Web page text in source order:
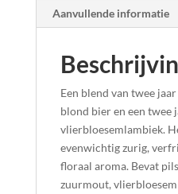
Aanvullende informatie
Een blend van twee
blond bier en een twee
vlierbloesemlambiek.
evenwichtig zurig,
floraal aroma. Bevat
zuurmout,